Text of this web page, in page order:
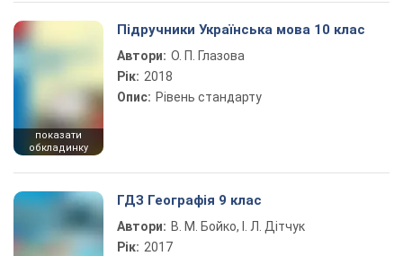
показати
обкладинку
Підручники Українська мова 10 клас
Автори: О. П. Глазова
Рік: 2018
Опис: Рівень стандарту
ГДЗ Географія 9 клас
Автори: В. М. Бойко, І. Л. Дітчук
Рік: 2017